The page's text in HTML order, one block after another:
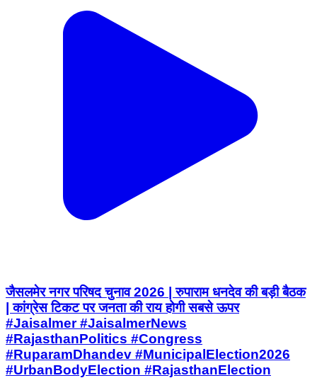
जैसलमेर नगर परिषद चुनाव 2026 | रुपाराम धनदेव की बड़ी बैठक
| कांग्रेस टिकट पर जनता की राय होगी सबसे ऊपर
#Jaisalmer #JaisalmerNews
#RajasthanPolitics #Congress
#RuparamDhandev #MunicipalElection2026
#UrbanBodyElection #RajasthanElection